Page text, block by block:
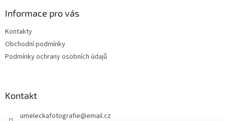
Informace pro vás
Kontakty
Obchodní podmínky
Podmínky ochrany osobních údajů
Kontakt
umeleckafotografie@email.cz